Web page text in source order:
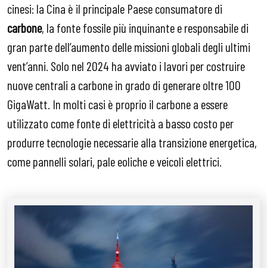
cinesi: la Cina è il principale Paese consumatore di
carbone, la fonte fossile più inquinante e responsabile di
gran parte dell’aumento delle missioni globali degli ultimi
vent’anni. Solo nel 2024 ha avviato i lavori per costruire
nuove centrali a carbone in grado di generare oltre 100
GigaWatt. In molti casi è proprio il carbone a essere
utilizzato come fonte di elettricità a basso costo per
produrre tecnologie necessarie alla transizione energetica,
come pannelli solari, pale eoliche e veicoli elettrici.